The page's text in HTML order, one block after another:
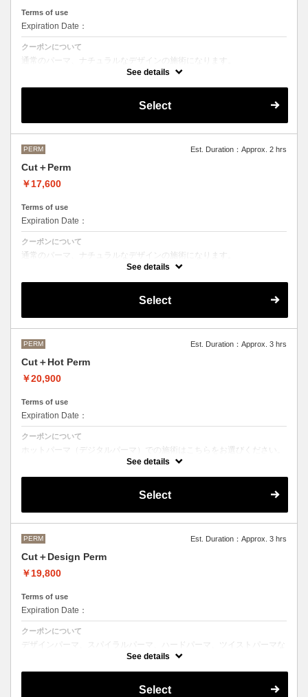
Terms of use
Expiration Date：
クーポンについて
通常のパーマ、ナチュラルなデザインの施術になります。
カット＋パーマ（税込17,600円）＋OLAPLEX（税込2,200円）
OLAPLEXを使うことでダメージを軽減させ、髪にツヤ、はりを与えま
などをご希望の方は、最終受付時間が変わるため別途メニューがござい
ますのでそちらの選択をお願いしております。
せ。
M ¥＋1100 L¥＋1650 LL¥＋2200
See details
Select
PERM Est. Duration：Approx. 2 hrs
Cut＋Perm
￥17,600
Terms of use
Expiration Date：
クーポンについて
通常のパーマ、ナチュラルなデザインの施術になります。
などをご希望の方は、最終受付時間が変わるため別途メニューがござい
●ご不明な点がある場合お手数ですが、お電話にてご確認くださいま
●髪の長さにより別途ロング料金を頂戴いたします。
M ¥＋1100 L¥＋1650 LL¥＋2200
See details
Select
PERM Est. Duration：Approx. 3 hrs
Cut＋Hot Perm
￥20,900
Terms of use
Expiration Date：
クーポンについて
ホットパーマ（デジタルパーマ）での施術はこちらをお選びください。
手数ですがお電話にてご確認くださいませ。
M ¥＋1100 L¥＋1650 LL¥＋2200
See details
Select
PERM Est. Duration：Approx. 3 hrs
Cut＋Design Perm
￥19,800
Terms of use
Expiration Date：
クーポンについて
デザインパーマ、スパイラルパーマ、ハードパーマ、ツイストパーマな
どをご希望の方はこちらのメニューをご選択ください。
●パーマはデザインによって施術時間、料金が前後する場合がございま
●髪の長さにより別途ロング料金を頂戴いたします。
See details
Select